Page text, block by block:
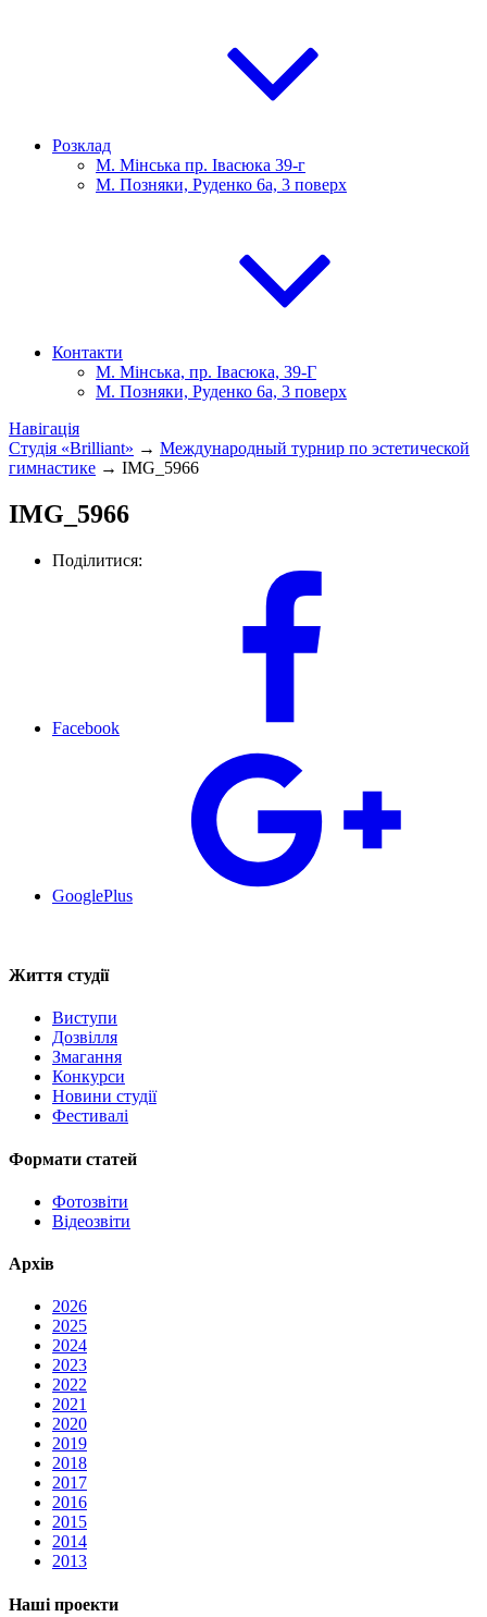
Розклад
М. Мінська пр. Івасюка 39-г
М. Позняки, Руденко 6а, 3 поверх
Контакти
М. Мінська, пр. Івасюка, 39-Г
М. Позняки, Руденко 6а, 3 поверх
Навігація
Студія «Brilliant» → Международный турнир по эстетической
гимнастике → IMG_5966
IMG_5966
Поділитися:
Facebook
GooglePlus
Життя студії
Виступи
Дозвілля
Змагання
Конкурси
Новини студії
Фестивалі
Формати статей
Фотозвіти
Відеозвіти
Архів
2026
2025
2024
2023
2022
2021
2020
2019
2018
2017
2016
2015
2014
2013
Наші проекти